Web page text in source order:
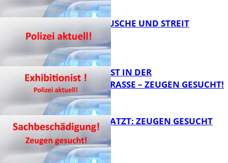
KNALLGERÄUSCHE UND STREIT
EXHIBITIONIST IN DER
VELMANNSTRASSE – ZEUGEN GESUCHT!
AUTO ZERKRATZT: ZEUGEN GESUCHT